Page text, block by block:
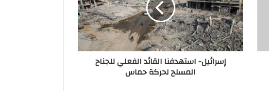
إسرائيل- استهدفنا القائد الفعلي للجناح
المسلح لحركة حماس